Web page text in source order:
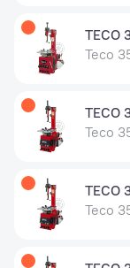
TECO
Teco
TECO
Teco
TECO
Teco